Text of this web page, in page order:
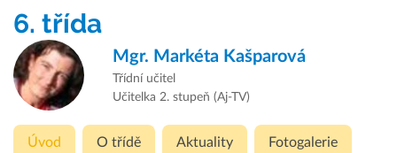
6. třída
Mgr. Markéta Kašparová
Třídní učitel
Učitelka 2. stupeň (Aj-TV)
Úvod O třídě Aktuality Fotogalerie